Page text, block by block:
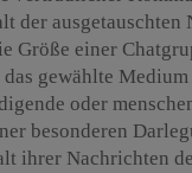
der ausgetauschten
Größe einer
gewählte Medium
oder
besonderen
ihrer Nachrichten